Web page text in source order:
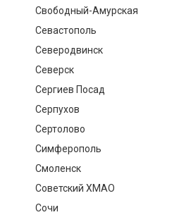
Свободный-Амурская
Севастополь
Северодвинск
Северск
Сергиев Посад
Серпухов
Сертолово
Симферополь
Смоленск
Советский ХМАО
Сочи